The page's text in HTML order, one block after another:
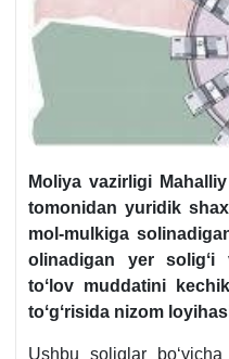
Moliya vazirligi
tomonidan yuridik
mol-mulkiga
olinadigan yer soligʻi
toʻlov muddatini
toʻgʻrisida nizom
Ushbu soliqlar